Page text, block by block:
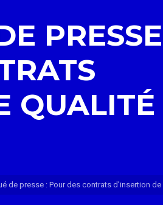
QUALITÉ
de presse : Pour des contrats d’insertion